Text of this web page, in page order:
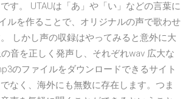
す。 UTAUは「あ」や「い」などの言葉に
ルを作ることで、オリジナルの声で歌わせ
しかし声の収録はやってみると意外に大
音を正しく発声し、それぞれwav 広大な
のファイルをダウンロードできるサイト
なく、海外にも無数に存在します。つま